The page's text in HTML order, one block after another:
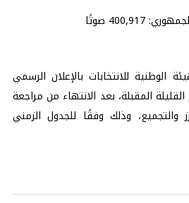
صوتًا
الوطنية للانتخابات بالإعلان الرسمي
القليلة المقبلة، بعد الانتهاء من مراجعة
والتجميع، وذلك وفقًا للجدول الزمني